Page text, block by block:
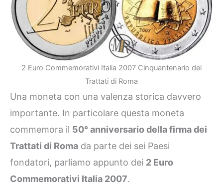
2 Euro Commemorativi Italia 2007 Cinquantenario dei
Trattati di Roma
Una moneta con una valenza storica davvero
importante. In particolare questa moneta
commemora il 50° anniversario della firma dei
Trattati di Roma da parte dei sei Paesi
fondatori, parliamo appunto dei 2 Euro
Commemorativi Italia 2007.